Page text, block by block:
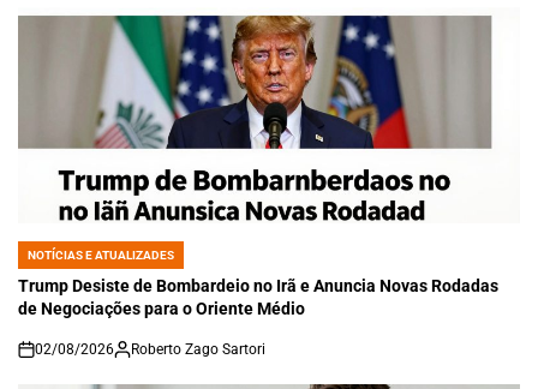
POSTED
IN
NOTÍCIAS E ATUALIZADES
Trump Desiste de Bombardeio no Irã e Anuncia Novas Rodadas
de Negociações para o Oriente Médio
on
02/08/2026 Roberto Zago Sartori